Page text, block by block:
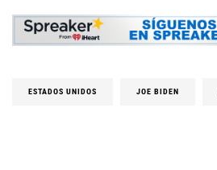
ESTADOS UNIDOS JOE BIDEN